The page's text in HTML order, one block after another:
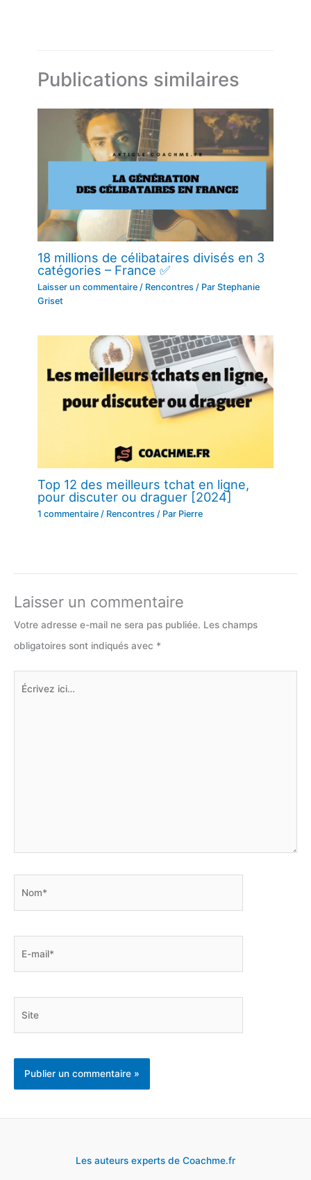
Publications similaires
18 millions de célibataires divisés en 3
catégories – France ✅
Laisser un commentaire / Rencontres / ParStephanie
Griset
Top 12 des meilleurs tchat en ligne,
pour discuter ou draguer [2024]
1 commentaire / Rencontres / Par Pierre
Laisser un commentaire
Votre adresse e-mail ne sera pas publiée. Les champs
obligatoires sont indiqués avec *
Les auteurs experts de Coachme.fr